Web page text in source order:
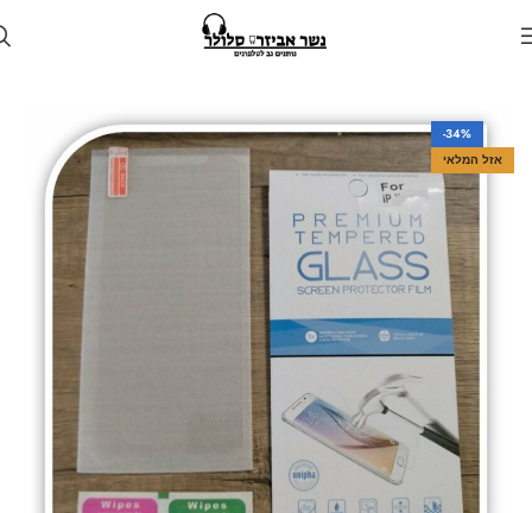
מגנים למכשירי סמסונג
-34%
אזל המלאי